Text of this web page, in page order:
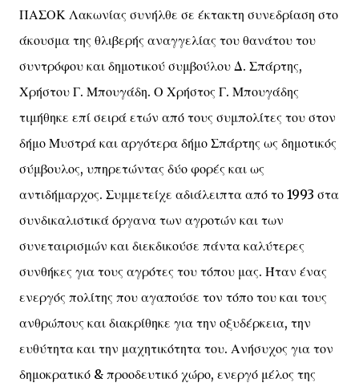
ΠΑΣΟΚ Λακωνίας συνήλθε σε έκτακτη συνεδρίαση στο
άκουσμα της θλιβερής αναγγελίας του θανάτου του
συντρόφου και δημοτικού συμβούλου Δ. Σπάρτης,
Χρήστου Γ. Μπουγάδη. Ο Χρήστος Γ. Μπουγάδης
τιμήθηκε επί σειρά ετών από τους συμπολίτες του στον
δήμο Μυστρά και αργότερα δήμο Σπάρτης ως δημοτικός
σύμβουλος, υπηρετώντας δύο φορές και ως
αντιδήμαρχος. Συμμετείχε αδιάλειπτα από το 1993 στα
συνδικαλιστικά όργανα των αγροτών και των
συνεταιρισμών και διεκδικούσε πάντα καλύτερες
συνθήκες για τους αγρότες του τόπου μας. Ήταν ένας
ενεργός πολίτης που αγαπούσε τον τόπο του και τους
ανθρώπους και διακρίθηκε για την οξυδέρκεια, την
ευθύτητα και την μαχητικότητα του. Ανήσυχος για τον
δημοκρατικό & προοδευτικό χώρο, ενεργό μέλος της